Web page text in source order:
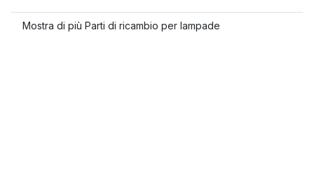
Mostra di più Parti di ricambio per lampade